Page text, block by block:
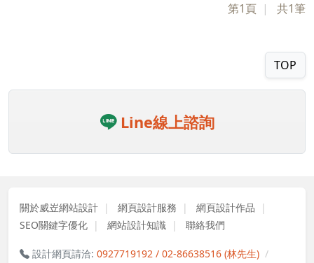
Line線上諮詢
第1頁 共1筆
TOP
關於威岦網站設計 網頁設計服務
網頁設計作品
SEO關鍵字優化
網站設計知識 聯絡我們
設計網頁請洽: 0927719192 / 02-86638516 (林先生)